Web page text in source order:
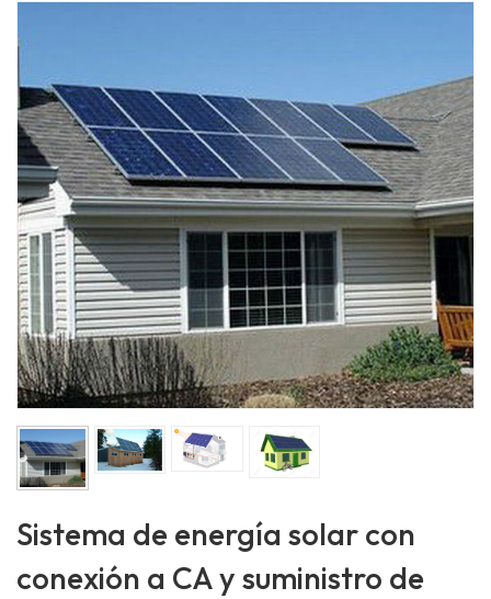
Sistema de energía solar con
conexión a CA y suministro de